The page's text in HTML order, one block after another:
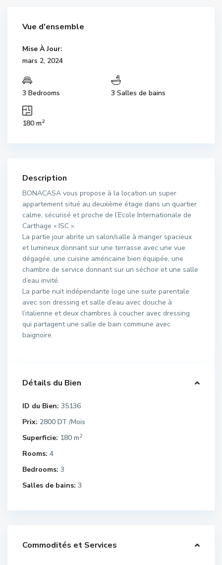
Vue d'ensemble
Mise À Jour:
mars 2, 2024
3 Bedrooms 3 Salles de bains
180 m2
Description
BONACASA vous propose à la location un super
appartement situé au deuxième étage dans un quartier
calme, sécurisé et proche de l’Ecole Internationale de
Carthage « ISC ».
La partie jour abrite un salon/salle à manger spacieux
et lumineux donnant sur une terrasse avec une vue
dégagée, une cuisine américaine bien équipée, une
chambre de service donnant sur un séchoir et une salle
d’eau invité.
La partie nuit indépendante loge une suite parentale
avec son dressing et salle d’eau avec douche à
l’italienne et deux chambres à coucher avec dressing
qui partagent une salle de bain commune avec
baignoire.
Détails du Bien
ID du Bien: 35136
Prix: 2800 DT /Mois
Superficie: 180 m2
Rooms: 4
Bedrooms: 3
Salles de bains: 3
Commodités et Services